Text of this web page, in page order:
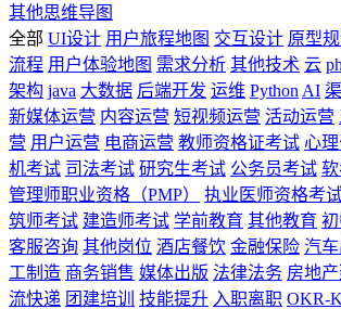
其他思维导图
全部 UI设计 用户旅程地图 交互设计 原型规
流程 用户体验地图 需求分析 其他技术 云
架构 java 大数据 后端开发 运维 Python AI
新媒体运营 内容运营 短视频运营 活动运营
营 用户运营 电商运营 教师资格证考试 心
机考试 司法考试 研究生考试 公务员考试
管理师职业资格（PMP）
执业医师资格考
筑师考试 建造师考试 学前教育 其他教育
客服咨询 其他岗位 酒店餐饮 金融保险 汽
工制造 商务销售 媒体出版 法律法务 房地
流快递 团建培训 技能提升 入职离职 OKR-